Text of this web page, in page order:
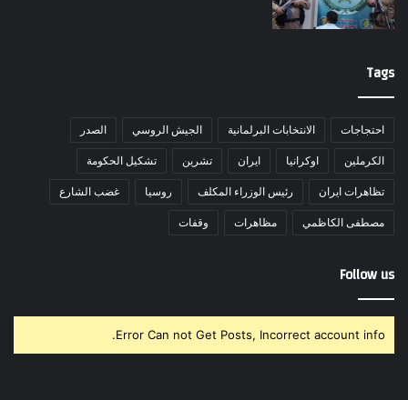
Tags
احتجاجات الانتخابات البرلمانية الجيش الروسي الصدر
الكرملين اوكرانيا ايران تشرين تشكيل الحكومة
تظاهرات ايران رئيس الوزراء المكلف روسيا غضب الشارع
مصطفى الكاظمي مظاهرات وقفات
Follow us
Error Can not Get Posts, Incorrect account info.